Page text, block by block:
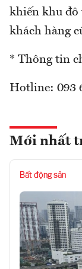
khiến khu đô
khách hàng
* Thông tin
Hotline: 093
Mới nhất
Bất động sản